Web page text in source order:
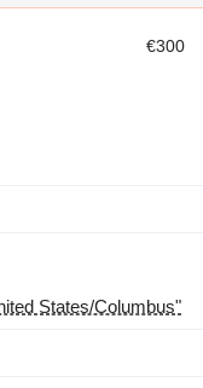
€300
States/Columbus"